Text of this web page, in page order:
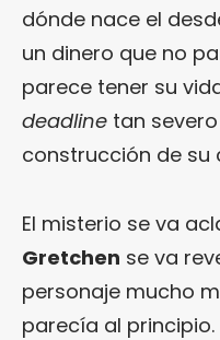
dónde nace el
un dinero que no
parece tener su
deadline tan
construcción de su
El misterio se va
Gretchen se va
personaje mucho
parecía al